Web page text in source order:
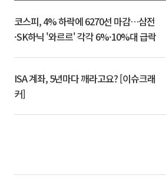
코스피, 4% 하락에 6270선 마감…삼전
·SK하닉 '와르르' 각각 6%·10%대 급락
ISA 계좌, 5년마다 깨라고요? [이슈크래
커]